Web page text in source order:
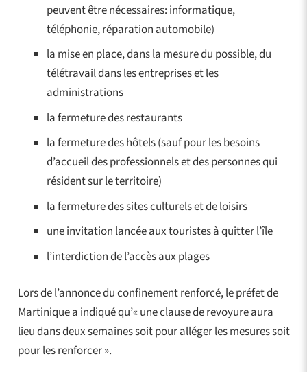
peuvent être nécessaires: informatique,
téléphonie, réparation automobile)
la mise en place, dans la mesure du possible, du
télétravail dans les entreprises et les
administrations
la fermeture des restaurants
la fermeture des hôtels (sauf pour les besoins
d’accueil des professionnels et des personnes qui
résident sur le territoire)
la fermeture des sites culturels et de loisirs
une invitation lancée aux touristes à quitter l’île
l’interdiction de l’accès aux plages
Lors de l’annonce du confinement renforcé, le préfet de
Martinique a indiqué qu’« une clause de revoyure aura
lieu dans deux semaines soit pour alléger les mesures soit
pour les renforcer ».